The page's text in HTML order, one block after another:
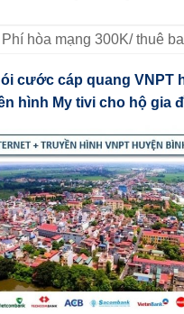
hòa mạng 300K/ thuê
cước cáp quang VNPT
hình My tivi cho hộ gia